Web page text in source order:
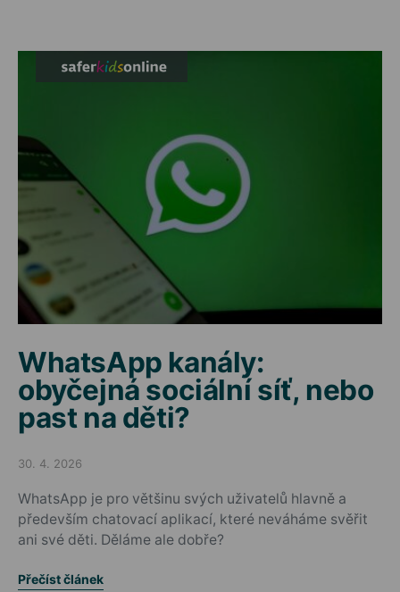
WhatsApp kanály:
obyčejná sociální síť, nebo
past na děti?
Posted on
30. 4. 2026
WhatsApp je pro většinu svých uživatelů hlavně a
především chatovací aplikací, které neváháme svěřit
ani své děti. Děláme ale dobře?
Přečíst článek